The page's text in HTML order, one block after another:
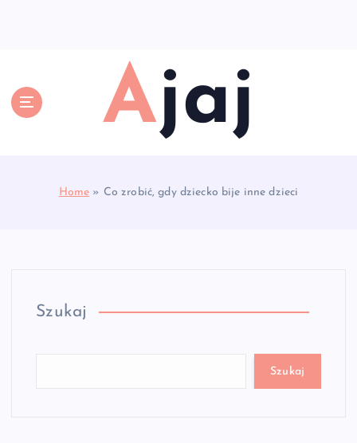
Ajaj
Home » Co zrobić, gdy dziecko bije inne dzieci
Szukaj
Szukaj